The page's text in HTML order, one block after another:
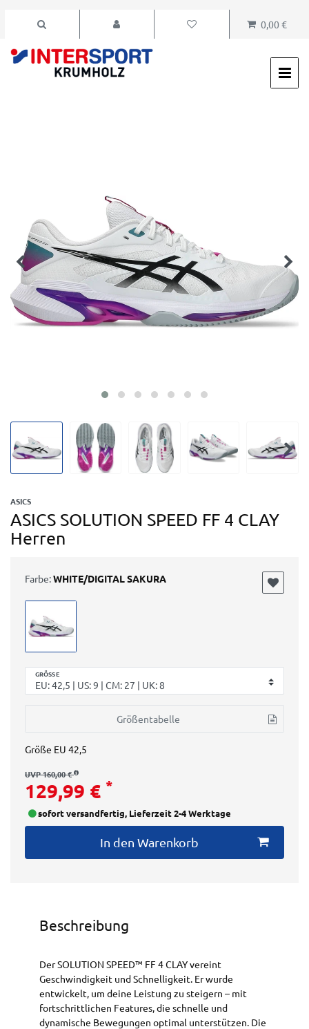
0,00 €
ASICS
ASICS SOLUTION SPEED FF 4 CLAY
Herren
GRÖSSE
Größentabelle
Farbe:WHITE/DIGITAL SAKURA
Größe EU 42,5
UVP 160,00 €
129,99 € *
sofort versandfertig, Lieferzeit 2-4 Werktage
In den Warenkorb
Beschreibung
Der SOLUTION SPEED™ FF 4 CLAY vereint
Geschwindigkeit und Schnelligkeit. Er wurde
entwickelt, um deine Leistung zu steigern – mit
fortschrittlichen Features, die schnelle und
dynamische Bewegungen optimal unterstützen. Die